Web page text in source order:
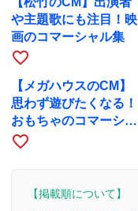
や主題歌にも注目！映
画のコマーシャル集
favorite_border
【メガハウスのCM】
思わず遊びたくなる！
おもちゃのコマーシャ
ル集
favorite_border
【掲載順について】